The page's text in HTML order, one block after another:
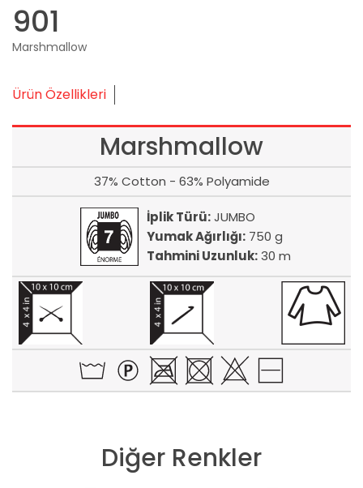
901
Marshmallow
Ürün Özellikleri
Marshmallow
37% Cotton - 63% Polyamide
İplik Türü:JUMBO
Yumak Ağırlığı: 750 g
Tahmini Uzunluk:30 m
Diğer Renkler